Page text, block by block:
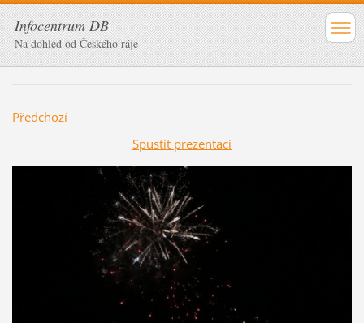
Infocentrum DB
Na dohled od Českého ráje
Předchozí
Spustit prezentaci